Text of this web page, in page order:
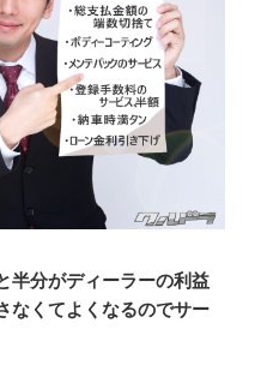
半分がディーラーの利益
なくてよくなるのでサー